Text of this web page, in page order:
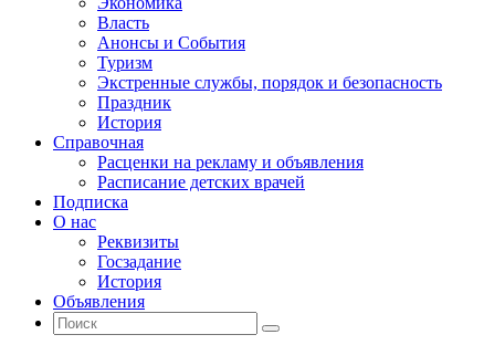
Власть
Анонсы и События
Туризм
Экстренные службы, порядок и безопасность
Праздник
История
Справочная
Расценки на рекламу и объявления
Расписание детских врачей
Подписка
О нас
Реквизиты
Госзадание
История
Объявления
Поиск
Искать:
Поиск